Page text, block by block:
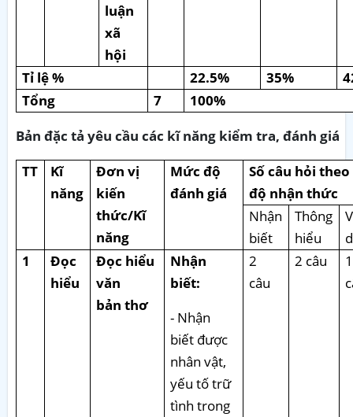
luận
xã
hội
Tỉ lệ % 22.5% 35%
Tổng
7
100%
Bản đặc tả yêu cầu các kĩ năng kiểm tra, đánh giá
TT
Kĩ
năng
Đơn vị
kiến
thức/Kĩ
năng
Mức độ
đánh giá
Số câu hỏi
độ nhận thức
Nhận
biết
Thông
hiểu
1
Đọc
hiểu
Đọc hiểu
văn
bản thơ
Nhận
biết:
- Nhận
biết được
nhân vật,
yếu tố trữ
tình trong
2
câu
2 câu
1